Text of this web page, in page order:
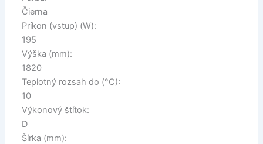
Čierna
Príkon (vstup) (W):
195
Výška (mm):
1820
Teplotný rozsah do (°C):
10
Výkonový štítok:
D
Šírka (mm):